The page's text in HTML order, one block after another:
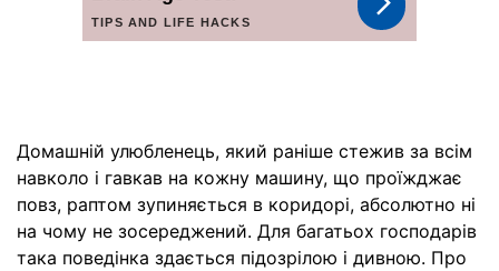
Домашній улюбленець, який раніше стежив за всім
навколо і гавкав на кожну машину, що проїжджає
повз, раптом зупиняється в коридорі, абсолютно ні
на чому не зосереджений. Для багатьох господарів
така поведінка здається підозрілою і дивною. Про